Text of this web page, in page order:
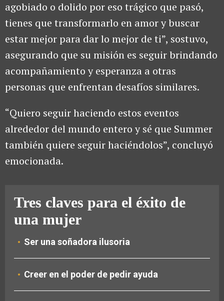
agobiado o dolido por eso trágico que pasó,
tienes que transformarlo en amor y buscar
estar mejor para dar lo mejor de ti”, sostuvo,
asegurando que su misión es seguir brindando
acompañamiento y esperanza a otras
personas que enfrentan desafíos similares.
“Quiero seguir haciendo estos eventos
alrededor del mundo entero y sé que Summer
también quiere seguir haciéndolos”, concluyó
emocionada.
Tres claves para el éxito de
una mujer
Ser una soñadora ilusoria
Creer en el poder de pedir ayuda